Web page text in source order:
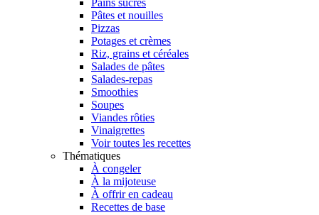
Pains sucrés
Pâtes et nouilles
Pizzas
Potages et crèmes
Riz, grains et céréales
Salades de pâtes
Salades-repas
Smoothies
Soupes
Viandes rôties
Vinaigrettes
Voir toutes les recettes
Thématiques
À congeler
À la mijoteuse
À offrir en cadeau
Recettes de base